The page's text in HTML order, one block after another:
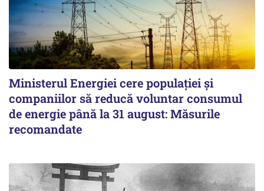
Ministerul Energiei cere populației și
companiilor să reducă voluntar consumul
de energie până la 31 august: Măsurile
recomandate